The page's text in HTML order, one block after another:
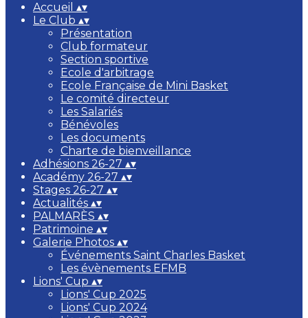
Accueil ▴▾
Le Club ▴▾
Présentation
Club formateur
Section sportive
Ecole d'arbitrage
Ecole Française de Mini Basket
Le comité directeur
Les Salariés
Bénévoles
Les documents
Charte de bienveillance
Adhésions 26-27 ▴▾
Académy 26-27 ▴▾
Stages 26-27 ▴▾
Actualités ▴▾
PALMARÈS ▴▾
Patrimoine ▴▾
Galerie Photos ▴▾
Événements Saint Charles Basket
Les évènements EFMB
Lions' Cup ▴▾
Lions' Cup 2025
Lions' Cup 2024